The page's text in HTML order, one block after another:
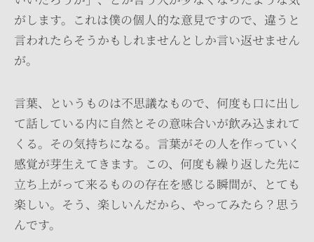
がします。これは僕の個人的な意見ですので、違うと
言われたらそうかもしれませんとしか言い返せません
が。
言葉、というものは不思議なもので、何度も口に出し
て話している内に自然とその意味合いが飲み込まれて
くる。その気持ちになる。言葉がその人を作っていく
感覚が芽生えてきます。この、何度も繰り返した先に
立ち上がって来るものの存在を感じる瞬間が、とても
楽しい。そう、楽しいんだから、やってみたら？思う
んです。